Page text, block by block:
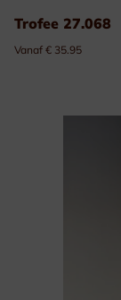
Trofee 27.068
Vanaf € 35.95